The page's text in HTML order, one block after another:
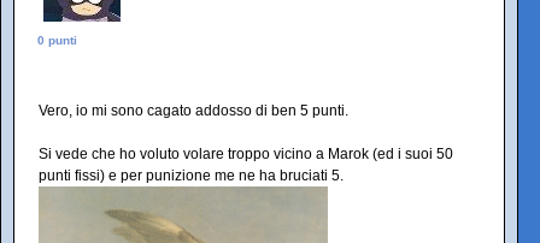
0 punti
Vero, io mi sono cagato addosso di ben 5 punti.
Si vede che ho voluto volare troppo vicino a Marok (ed i suoi 50
punti fissi) e per punizione me ne ha bruciati 5.